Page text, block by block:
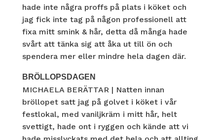
hade inte några proffs på plats i köket och
jag fick inte tag på någon professionell att
fixa mitt smink & hår, detta då många hade
svårt att tänka sig att åka ut till ön och
spendera mer eller mindre hela dagen där.
BRÖLLOPSDAGEN
MICHAELA BERÄTTAR | Natten innan
bröllopet satt jag på golvet i köket i vår
festlokal, med vaniljkräm i mitt hår, helt
svettigt, hade ont i ryggen och kände att vi